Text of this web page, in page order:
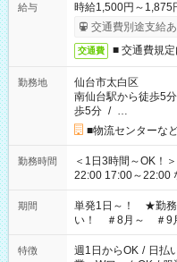
給与
時給1,500円～1,875
交通費別途支給あ
交通費 ■ 交通費規
勤務地
仙台市太白区
南仙台駅から徒歩5分
歩5分 / …
■物流センターな
勤務時間
＜1日3時間～OK！＞ ▼ 例えば… ▼ 15:00～18:00 15:00～
22:00 17:00～22:00 など こちら以外の時間もお気軽
ださい！
期間
単発1日～！ ★勤務
い！ ＃8月～ ＃9
特徴 週1日からOK / 日払